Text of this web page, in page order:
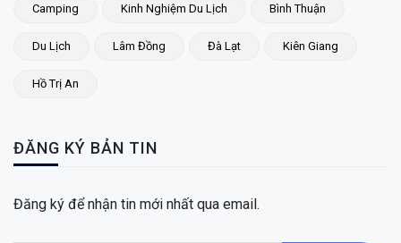
Camping Kinh Nghiệm Du Lịch Bình Thuận
Du Lịch Lâm Đồng Đà Lạt Kiên Giang
Hồ Trị An
ĐĂNG KÝ BẢN TIN
Đăng ký để nhận tin mới nhất qua email.